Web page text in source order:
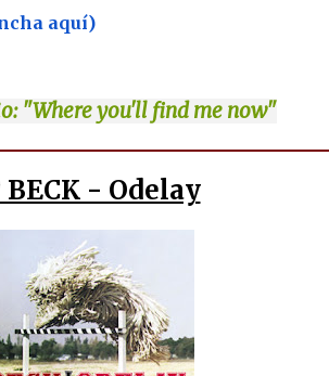
aquí)
"Where you'll find me now"
BECK - Odelay